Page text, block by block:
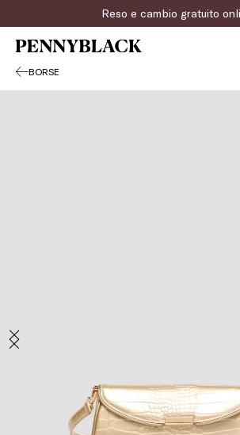
Reso e cambio gratuito
BORSE